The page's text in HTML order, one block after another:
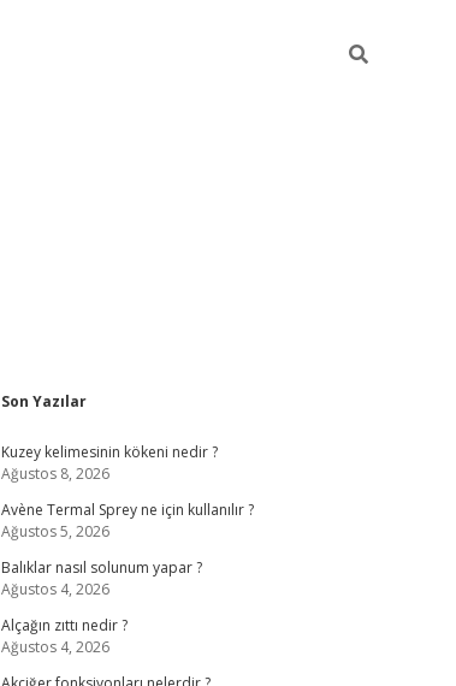
Sidebar
Son Yazılar
Kuzey kelimesinin kökeni nedir ?
Ağustos 8, 2026
Avène Termal Sprey ne için kullanılır ?
Ağustos 5, 2026
Balıklar nasıl solunum yapar ?
Ağustos 4, 2026
Alçağın zıttı nedir ?
Ağustos 4, 2026